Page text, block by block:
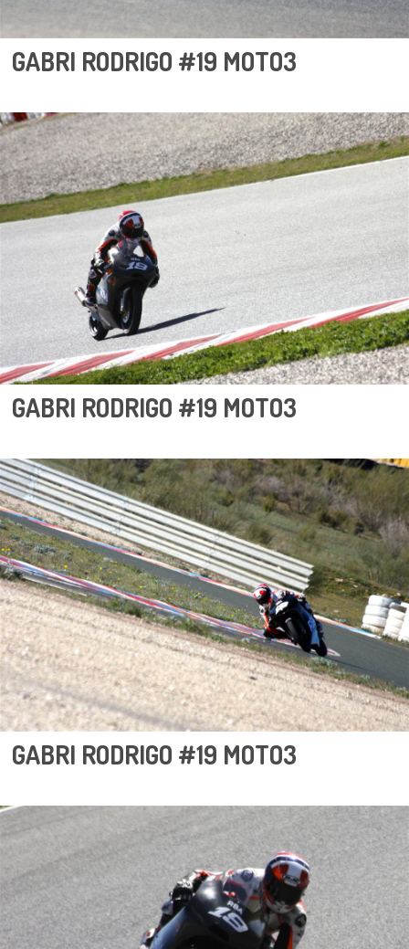
GABRI RODRIGO #19 MOTO3
GABRI RODRIGO #19 MOTO3
GABRI RODRIGO #19 MOTO3